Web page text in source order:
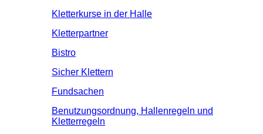
Kletterkurse in der Halle
Kletterpartner
Bistro
Sicher Klettern
Fundsachen
Benutzungsordnung, Hallenregeln und
Kletterregeln